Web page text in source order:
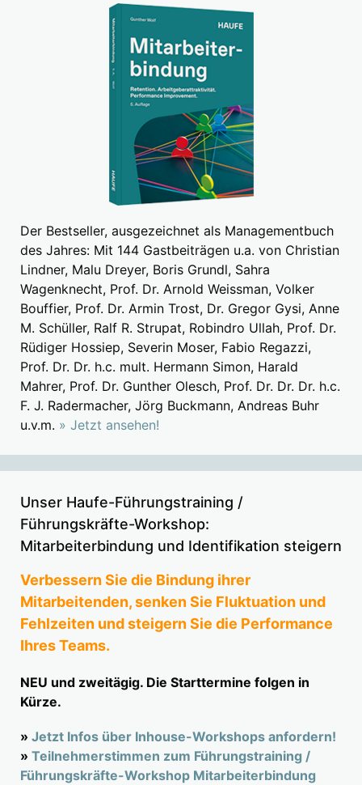
Der Bestseller, ausgezeichnet als Managementbuch
des Jahres: Mit 144 Gastbeiträgen u.a. von Christian
Lindner, Malu Dreyer, Boris Grundl, Sahra
Wagenknecht, Prof. Dr. Arnold Weissman, Volker
Bouffier, Prof. Dr. Armin Trost, Dr. Gregor Gysi, Anne
M. Schüller, Ralf R. Strupat, Robindro Ullah, Prof. Dr.
Rüdiger Hossiep, Severin Moser, Fabio Regazzi,
Prof. Dr. Dr. h.c. mult. Hermann Simon, Harald
Mahrer, Prof. Dr. Gunther Olesch, Prof. Dr. Dr. Dr. h.c.
F. J. Radermacher, Jörg Buckmann, Andreas Buhr
u.v.m. » Jetzt ansehen!
Unser Haufe-Führungstraining /
Führungskräfte-Workshop:
Mitarbeiterbindung und Identifikation steigern
Verbessern Sie die Bindung ihrer
Mitarbeitenden, senken Sie Fluktuation und
Fehlzeiten und steigern Sie die Performance
Ihres Teams.
NEU und zweitägig. Die Starttermine folgen in
Kürze.
» Jetzt Infos über Inhouse-Workshops anfordern!
» Teilnehmerstimmen zum Führungstraining /
Führungskräfte-Workshop Mitarbeiterbindung